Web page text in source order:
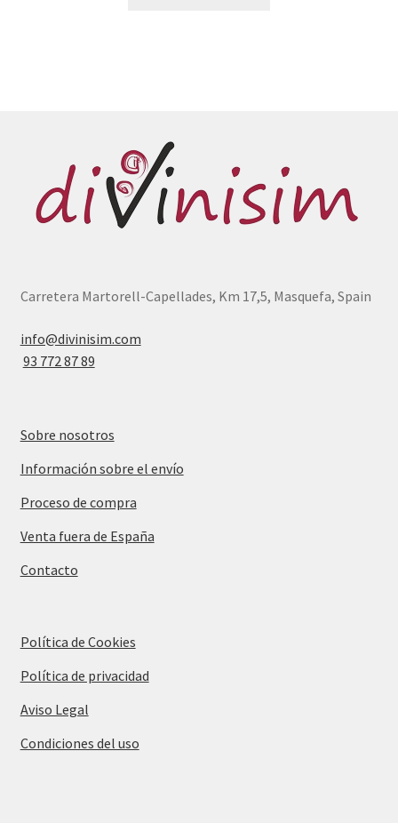
Carretera Martorell-Capellades, Km 17,5, Masquefa, Spain
info@divinisim.com
93 772 87 89
Sobre nosotros
Información sobre el envío
Proceso de compra
Venta fuera de España
Contacto
Política de Cookies
Política de privacidad
Aviso Legal
Condiciones del uso